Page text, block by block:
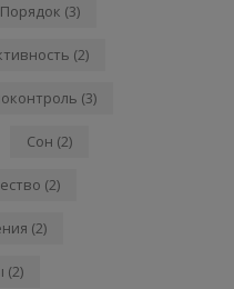
Порядок (3)
(2)
(3)
Сон (2)
(2)
(2)
(2)